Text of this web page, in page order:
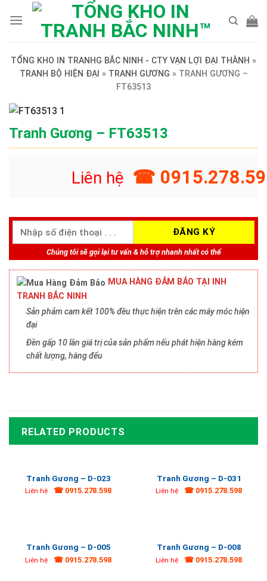
TỔNG KHO IN TRANHG BẮC NINH - CTY VẠN LỢI ĐẠI THÀNH »
TRANH BỘ HIỆN ĐẠI » TRANH GƯƠNG » TRANH GƯƠNG –
FT63513
Tranh Gương – FT63513
Liên hệ ☎
Chúng tôi sẽ gọi lại tư vấn & hỗ trợ nhanh nhất có thể
MUA HÀNG ĐẢM BẢO TẠI INH
TRANH BẮC NINH
Sản phảm cam kết 100% đều thực hiện trên các máy móc hiện
đại
Đền gấp 10 lần giá trị của sản phẩm nếu phát hiện hàng kém
chất lượng, hàng đểu
RELATED PRODUCTS
Tranh Gương – D-023
Liên hệ ☎ 0915.278.598
Tranh Gương – D-031
Liên hệ ☎ 0915.278.598
Tranh Gương – D-005
Liên hệ ☎ 0915.278.598
Tranh Gương – D-008
Liên hệ ☎ 0915.278.598